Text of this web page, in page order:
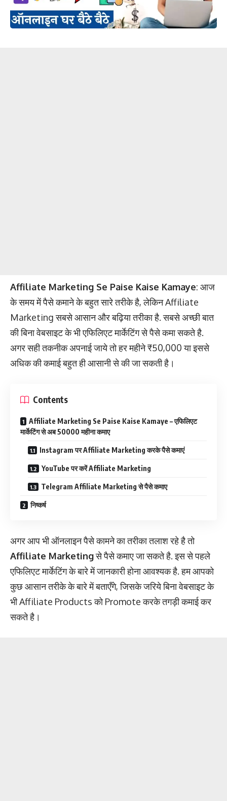
Affiliate Marketing Se Paise Kaise Kamaye: आज
के समय में पैसे कमाने के बहुत सारे तरीके है, लेकिन Affiliate
Marketing सबसे आसान और बढ़िया तरीका है. सबसे अच्छी बात
की बिना वेबसाइट के भी एफिलिएट मार्केटिंग से पैसे कमा सकते है.
अगर सही तकनीक अपनाई जाये तो हर महीने ₹50,000 या इससे
अधिक की कमाई बहुत ही आसानी से की जा सकती है।
Contents
Affiliate Marketing Se Paise Kaise Kamaye – एफिलिएट
मार्केटिंग से अब 50000 महीना कमाए
Instagram पर Affiliate Marketing करके पैसे कमाएं
YouTube पर करें Affiliate Marketing
Telegram Affiliate Marketing से पैसे कमाए
निष्कर्ष
अगर आप भी ऑनलाइन पैसे कामने का तरीका तलाश रहे है तो
Affiliate Marketingसे पैसे कमाए जा सकते है. इस से पहले
एफिलिएट मार्केटिंग के बारे में जानकारी होना आवश्यक है. हम आपको
कुछ आसान तरीके के बारे में बताएँगे, जिसके जरिये बिना वेबसाइट के
भी Affiliate Products को Promote करके तगड़ी कमाई कर
सकते है।